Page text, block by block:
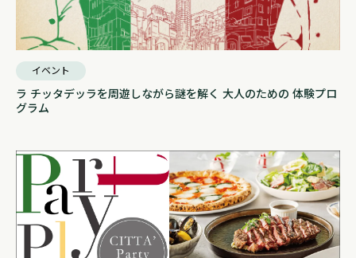
イベント
ラ チッタデッラを周遊しながら謎を解く 大人のための 体験プロ
グラム